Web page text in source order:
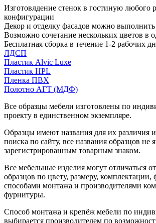
Изготовлдение стенок в гостиную любого
конфигурации
Декор и отделку фасадов можно
Возможно сочетание нескольких цветов в
Бесплатная сборка в течение 1-2 рабочих
ЛДСП
Пластик Alvic Luxe
Пластик HPL
Пленка ПВХ
Полотно АГТ (МДФ)
Все образцы мебели изготовлены по
проекту в единственном экземпляре.
Образцы имеют названия для их различия
поиска по сайту, все названия образцов не
зарегистрированным товарным знаком.
Все мебельные изделия могут отличаться
образцов по цвету, размеру, комплектации,
способами монтажа и производителями
фурнитуры.
Способ монтажа и крепёж мебели по
выбирается производителем по